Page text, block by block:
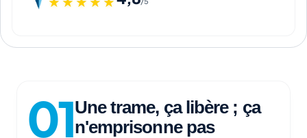
Une trame, ça libère ; ça
n'emprisonne pas